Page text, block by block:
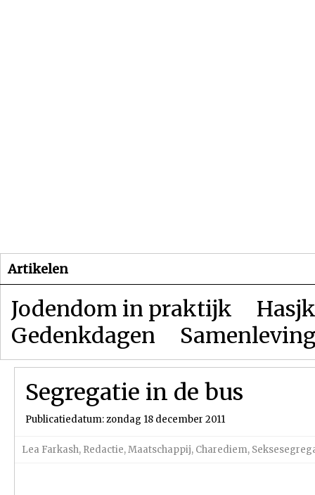
Artikelen
Jodendom in praktijk
Gedenkdagen
Segregatie in de bus
Publicatiedatum: zondag 18 december 2011
Lea Farkash, Redactie,Maatschappij, Charediem,